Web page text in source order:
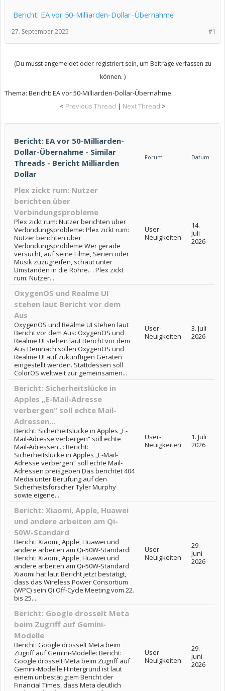
Bericht: EA vor 50-Milliarden-Dollar-Übernahme
#1
27. September 2025
(Du musst angemeldet oder registriert sein, um Beiträge verfassen zu
können. )
Thema: Bericht: EA vor 50-Milliarden-Dollar-Übernahme
< Previous Thread | Next Thread >
Bericht: EA vor 50-Milliarden-
Dollar-Übernahme - Similar
Threads - Bericht Milliarden
Dollar
Forum Datum
Plex zickt rum: Nutzer
berichten über
Verbindungsprobleme
Plex zickt rum: Nutzer berichten über
Verbindungsprobleme: Plex zickt rum:
Nutzer berichten über
Verbindungsprobleme Wer gerade
versucht, auf seine Filme, Serien oder
Musik zuzugreifen, schaut unter
Umständen in die Röhre.. . Plex zickt
rum: Nutzer...
User-
Neuigkeiten
14.
Juli
2026
OxygenOS und Realme UI
stehen laut Bericht vor dem
Aus
OxygenOS und Realme UI stehen laut
Bericht vor dem Aus: OxygenOS und
Realme UI stehen laut Bericht vor dem
Aus Demnach sollen OxygenOS und
Realme UI auf zukünftigen Geräten
eingestellt werden. Stattdessen soll
ColorOS weltweit zur gemeinsamen...
User-
Neuigkeiten
3. Juli
2026
Bericht: Sicherheitslücke in
Apples „E-Mail-Adresse
verbergen“ soll echte Mail-
Adressen...
Bericht: Sicherheitslücke in Apples „E-
Mail-Adresse verbergen“ soll echte
Mail-Adressen...: Bericht:
Sicherheitslücke in Apples „E-Mail-
Adresse verbergen“ soll echte Mail-
Adressen preisgeben Das berichtet 404
Media unter Berufung auf den
Sicherheitsforscher Tyler Murphy
sowie eigene...
User-
Neuigkeiten
1. Juli
2026
Bericht: Xiaomi, Apple, Huawei
und andere arbeiten am Qi-
50W-Standard
Bericht: Xiaomi, Apple, Huawei und
andere arbeiten am Qi-50W-Standard:
Bericht: Xiaomi, Apple, Huawei und
andere arbeiten am Qi-50W-Standard
Xiaomi hat laut Bericht jetzt bestätigt,
dass das Wireless Power Consortium
(WPC) sein Qi Off-Cycle Meeting vom 22.
bis 25....
User-
Neuigkeiten
29.
Juni
2026
Bericht: Google drosselt Meta
beim Zugriff auf Gemini-
Modelle
Bericht: Google drosselt Meta beim
Zugriff auf Gemini-Modelle: Bericht:
Google drosselt Meta beim Zugriff auf
Gemini-Modelle Hintergrund ist laut
einem unbestätigtem Bericht der
Financial Times, dass Meta deutlich
User-
Neuigkeiten
29.
Juni
2026